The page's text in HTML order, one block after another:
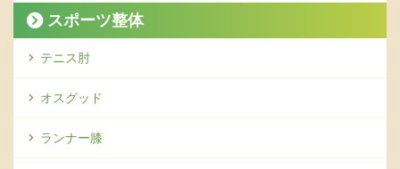
スポーツ整体
テニス肘
オスグッド
ランナー膝